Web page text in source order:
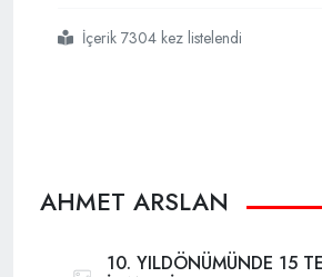
#devletin
#görünürlüğünü
#azaltırsanız
İçerik 7304 kez listelendi
AHMET ARSLAN
10. YILDÖNÜMÜNDE 15